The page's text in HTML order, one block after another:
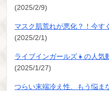
(2025/2/9)
マスク肌荒れが悪化？！今す
(2025/2/1)
ライブインガールズ👧の人気
(2025/1/27)
つらい末端冷え性、もう悩ま